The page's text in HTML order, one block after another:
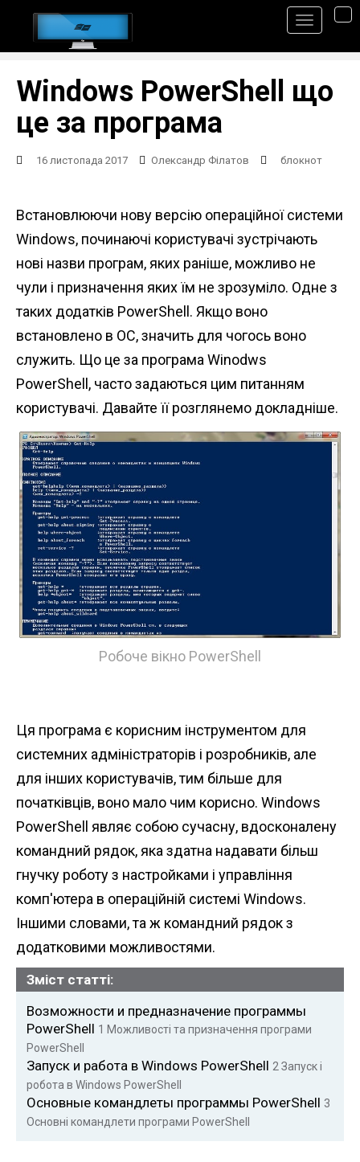
Windows PowerShell що
це за програма
16 листопада 2017 Олександр Філатов блокнот
Встановлюючи нову версію операційної системи
Windows, починаючі користувачі зустрічають
нові назви програм, яких раніше, можливо не
чули і призначення яких їм не зрозуміло. Одне з
таких додатків PowerShell. Якщо воно
встановлено в ОС, значить для чогось воно
служить. Що це за програма Winodws
PowerShell, часто задаються цим питанням
користувачі. Давайте її розглянемо докладніше.
Робоче вікно PowerShell
Ця програма є корисним інструментом для
системних адміністраторів і розробників, але
для інших користувачів, тим більше для
початківців, воно мало чим корисно. Windows
PowerShell являє собою сучасну, вдосконалену
командний рядок, яка здатна надавати більш
гнучку роботу з настройками і управління
комп'ютера в операційній системі Windows.
Іншими словами, та ж командний рядок з
додатковими можливостями.
Зміст статті:
Возможности и предназначение программы
PowerShell 1 Можливості та призначення програми
PowerShell
Запуск и работа в Windows PowerShell 2 Запуск і
робота в Windows PowerShell
Основные командлеты программы PowerShell 3
Основні командлети програми PowerShell